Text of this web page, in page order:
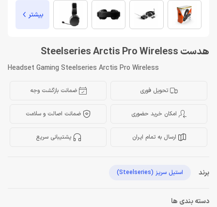
بیشتر
هدست Steelseries Arctis Pro Wireless
Headset Gaming Steelseries Arctis Pro Wireless
تحویل فوری ضمانت بازگشت وجه
امکان خرید حضوری ضمانت اصالت و سلامت
ارسال به تمام ایران پشتیبانی سریع
برند استیل سریز (Steelseries)
دسته بندی ها